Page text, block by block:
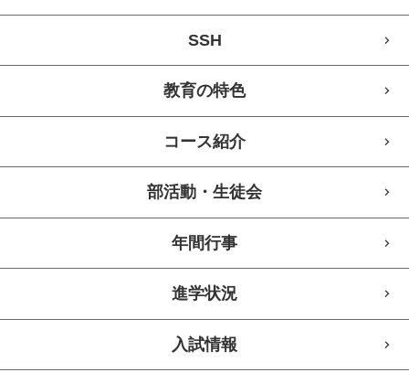
SSH
教育の特色
コース紹介
部活動・生徒会
年間行事
進学状況
入試情報